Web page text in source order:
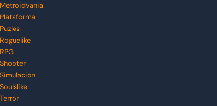
Metroidvania
Plataforma
Puzles
Roguelike
RPG
Shooter
Simulación
Soulslike
Terror